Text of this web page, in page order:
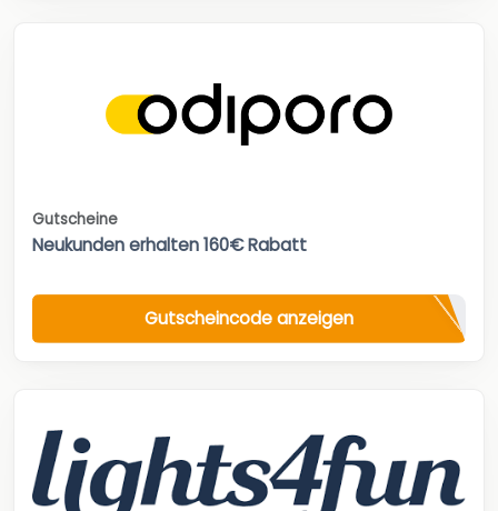
Gutscheine
Neukunden erhalten 160€ Rabatt
Gutscheincode anzeigen